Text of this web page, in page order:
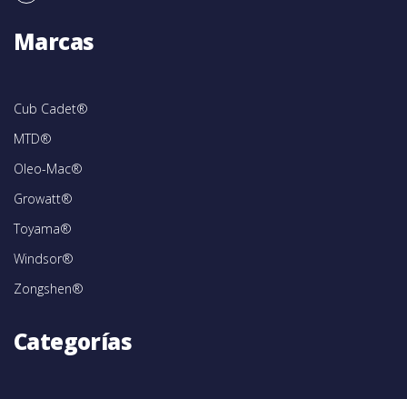
Marcas
Cub Cadet®
MTD®
Oleo-Mac®
Growatt®
Toyama®
Windsor®
Zongshen®
Categorías